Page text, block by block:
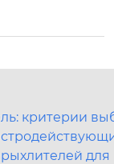
критерии
для